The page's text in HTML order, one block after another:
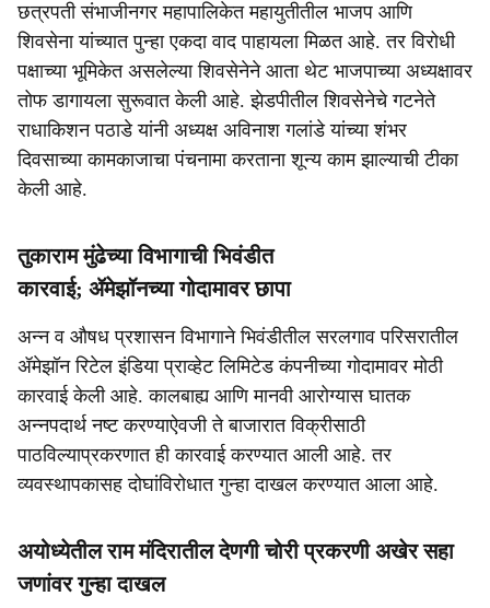
छत्रपती संभाजीनगर महापालिकेत महायुतीतील भाजप आणि
शिवसेना यांच्यात पुन्हा एकदा वाद पाहायला मिळत आहे. तर विरोधी
पक्षाच्या भूमिकेत असलेल्या शिवसेनेने आता थेट भाजपाच्या अध्यक्षावर
तोफ डागायला सुरूवात केली आहे. झेडपीतील शिवसेनेचे गटनेते
राधाकिशन पठाडे यांनी अध्यक्ष अविनाश गलांडे यांच्या शंभर
दिवसाच्या कामकाजाचा पंचनामा करताना शून्य काम झाल्याची टीका
केली आहे.
तुकाराम मुंढेच्या विभागाची भिवंडीत
कारवाई; ॲमेझॉनच्या गोदामावर छापा
अन्न व औषध प्रशासन विभागाने भिवंडीतील सरलगाव परिसरातील
ॲमेझॉन रिटेल इंडिया प्राव्हेट लिमिटेड कंपनीच्या गोदामावर मोठी
कारवाई केली आहे. कालबाह्य आणि मानवी आरोग्यास घातक
अन्नपदार्थ नष्ट करण्याऐवजी ते बाजारात विक्रीसाठी
पाठविल्याप्रकरणात ही कारवाई करण्यात आली आहे. तर
व्यवस्थापकासह दोघांविरोधात गुन्हा दाखल करण्यात आला आहे.
अयोध्येतील राम मंदिरातील देणगी चोरी प्रकरणी अखेर सहा
जणांवर गुन्हा दाखल